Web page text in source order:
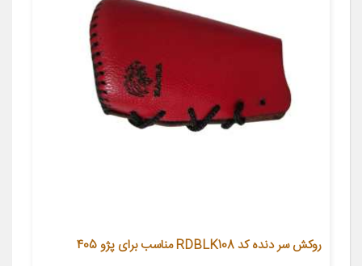
روکش سر دنده کد RDBLK108 مناسب برای پژو 405